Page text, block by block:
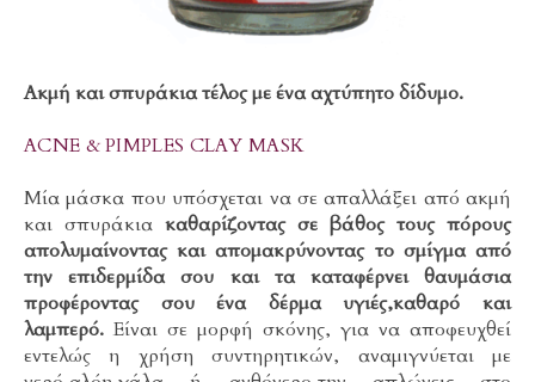
Ακμή και σπυράκια τέλος με ένα αχτύπητο δίδυμο.
ACNE & PIMPLES CLAY MASK
Μία μάσκα που υπόσχεται να σε απαλλάξει από ακμή
και σπυράκια καθαρίζοντας σε βάθος τους πόρους
απολυμαίνοντας και απομακρύνοντας το σμίγμα από
την επιδερμίδα σου και τα καταφέρνει θαυμάσια
προφέροντας σου ένα δέρμα υγιές,καθαρό και
λαμπερό.Είναι σε μορφή σκόνης, για να αποφευχθεί
εντελώς η χρήση συντηρητικών, αναμιγνύεται με